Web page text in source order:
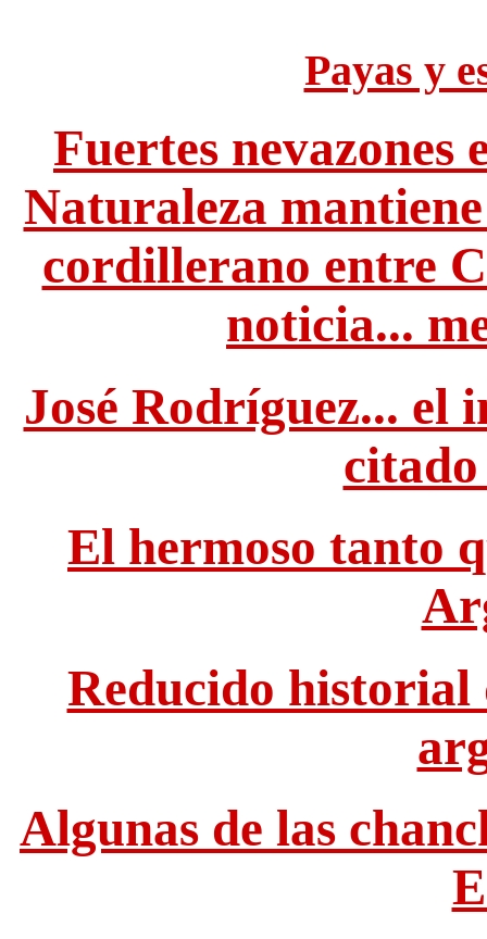
Payas y
Fuertes
Naturaleza
cordillerano entre
noticia...
José Rodríguez... el
El hermoso tanto
Reducido historial
Algunas de las